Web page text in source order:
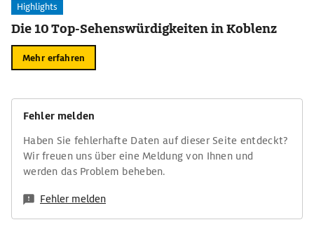
Highlights
Die 10 Top-Sehenswürdigkeiten in Koblenz
Mehr erfahren
Fehler melden
Haben Sie fehlerhafte Daten auf dieser Seite entdeckt?
Wir freuen uns über eine Meldung von Ihnen und
werden das Problem beheben.
Fehler melden